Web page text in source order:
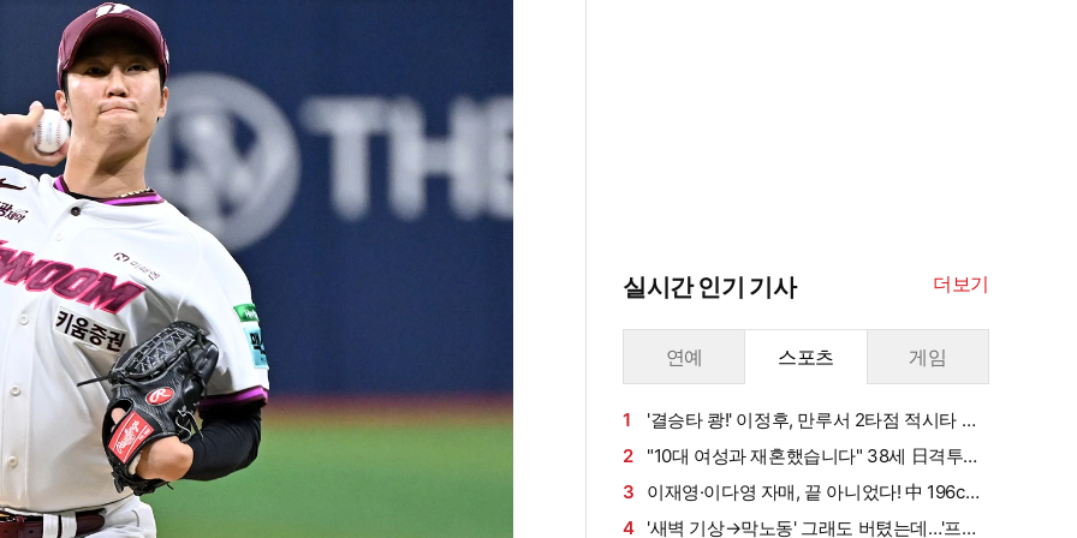
실시간 인기 기사 더보기
연예 스포츠 게임
1
'결승타 쾅!' 이정후, 만루서 2타점 적시타 폭
발→6G 연속 안타 상승세…시즌 타율 0.303
2
"10대 여성과 재혼했습니다" 38세 日격투기
스타, 충격의 재혼 발표…2주 만에 동거→반 년
만에 결혼, "뭐하는 거야?" 일본서도 시끌
3
이재영·이다영 자매, 끝 아니었다! 中 196cm
국대+쿠바 스타까지 싹쓸이…창단 1년 만에 유
4 '새벽 기상→막노동' 그래도 버텼는데…'프로